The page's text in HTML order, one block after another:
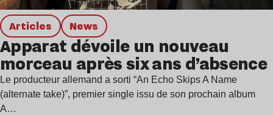
Articles news
Apparat dévoile un nouveau
morceau après six ans d’absence
Le producteur allemand a sorti “An Echo Skips A Name
(alternate take)”, premier single issu de son prochain album
A…